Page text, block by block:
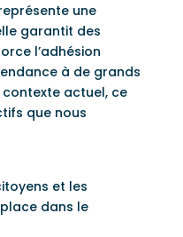
une
garantit des
l’adhésion
à de grands
actuel, ce
que nous
et les
dans le